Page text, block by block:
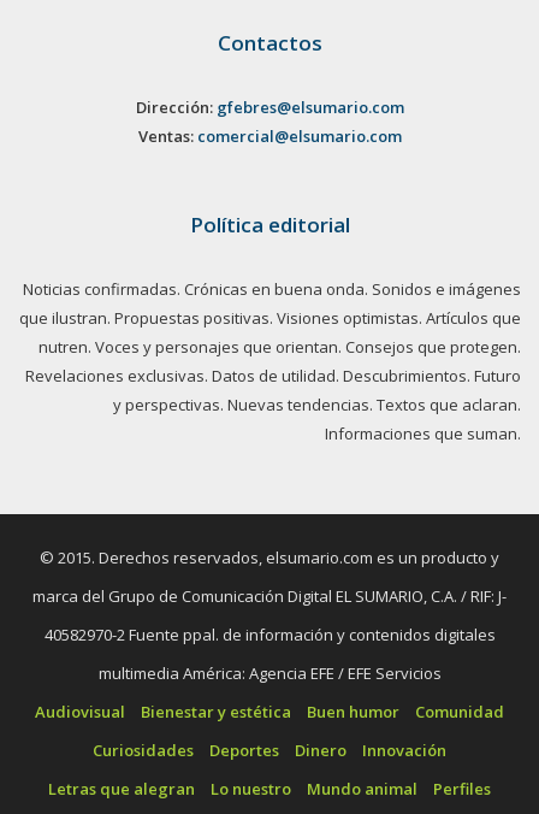
Contactos
Dirección: gfebres@elsumario.com
Ventas: comercial@elsumario.com
Política editorial
Noticias confirmadas. Crónicas en buena onda. Sonidos e imágenes
que ilustran. Propuestas positivas. Visiones optimistas. Artículos que
nutren. Voces y personajes que orientan. Consejos que protegen.
Revelaciones exclusivas. Datos de utilidad. Descubrimientos. Futuro
y perspectivas. Nuevas tendencias. Textos que aclaran.
Informaciones que suman.
© 2015. Derechos reservados, elsumario.com es un producto y
marca del Grupo de Comunicación Digital EL SUMARIO, C.A. / RIF: J-
40582970-2 Fuente ppal. de información y contenidos digitales
multimedia América: Agencia EFE / EFE Servicios
Audiovisual
Bienestar y estética Buen humor
Comunidad
Curiosidades
Deportes Dinero
Innovación
Letras que alegran
Lo nuestro Mundo animal Perfiles